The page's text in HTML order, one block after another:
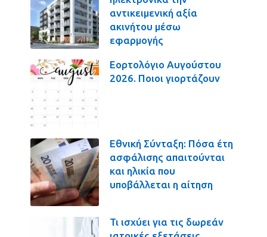
αντικειμενική αξία
ακινήτου μέσω
εφαρμογής
Εορτολόγιο Αυγούστου
2026. Ποιοι γιορτάζουν
Εθνική Σύνταξη: Πόσα έτη
ασφάλισης απαιτούνται
και ηλικία που
υποβάλλεται η αίτηση
Τι ισχύει για τις δωρεάν